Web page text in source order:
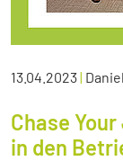
13.04.2023|
Chase
in den